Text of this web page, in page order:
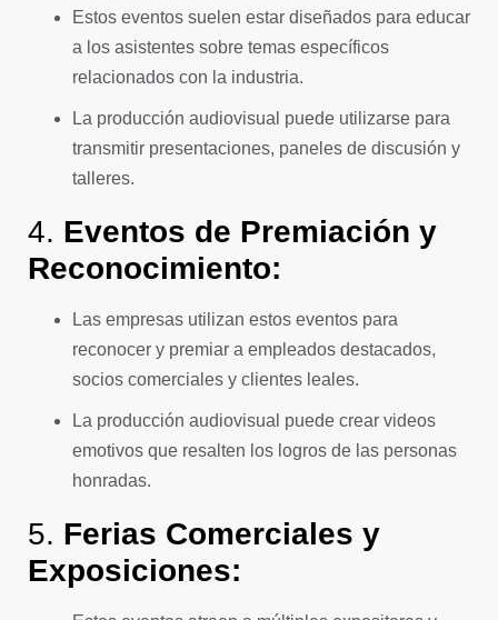
Estos eventos suelen estar diseñados para educar
a los asistentes sobre temas específicos
relacionados con la industria.
La producción audiovisual puede utilizarse para
transmitir presentaciones, paneles de discusión y
talleres.
4. Eventos de Premiación y
Reconocimiento:
Las empresas utilizan estos eventos para
reconocer y premiar a empleados destacados,
socios comerciales y clientes leales.
La producción audiovisual puede crear videos
emotivos que resalten los logros de las personas
honradas.
5. Ferias Comerciales y
Exposiciones: